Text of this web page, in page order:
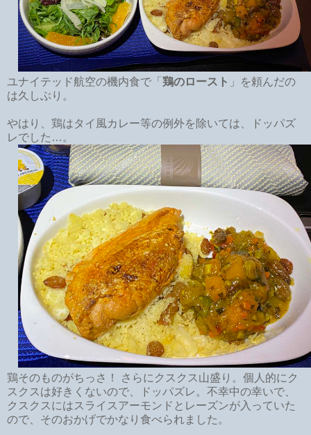
ユナイテッド航空の機内食で「 鶏のロースト 」を頼んだの
は久しぶり。
やはり、鶏はタイ風カレー等の例外を除いては、ドッパズ
レでした…。
鶏そのものがちっさ！ さらにクスクス山盛り。個人的にク
スクスは好きくないので、ドッパズレ。不幸中の幸いで、
クスクスにはスライスアーモンドとレーズンが入っていた
ので、そのおかげでかなり食べられました。